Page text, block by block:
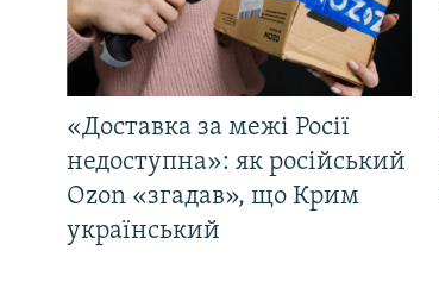
«Доставка за межі Росії
недоступна»: як російський
Ozon «згадав», що Крим
український